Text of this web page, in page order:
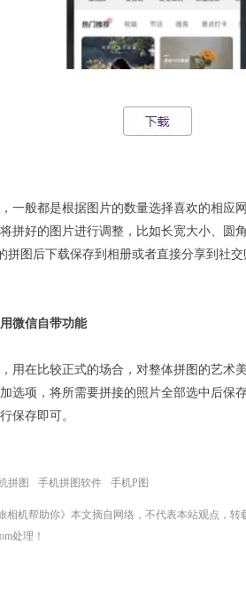
一般都是根据图片的数量选择喜欢的相应
拼好的图片进行调整，比如长宽大小、圆
拼图后下载保存到相册或者直接分享到社
微信自带功能
用在比较正式的场合，对整体拼图的艺术
选项，将所需要拼接的照片全部选中后保
保存即可。
拼图 手机拼图软件 手机P图
相机帮助你》本文摘自网络，不代表本站观点，
处理！